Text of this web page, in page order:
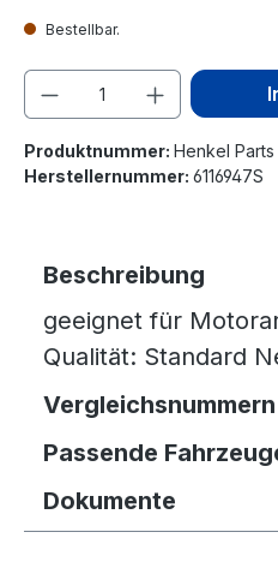
Bestellbar.
Produkt Anzahl:
Produktnummer: Henkel Parts
Herstellernummer: 6116947S
Beschreibung
geeignet für
Qualität: Standard
Vergleichsnummern
Passende
Dokumente